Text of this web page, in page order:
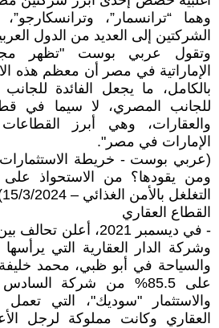
وهما “ترانسمار”،
الشركتين إلى العديد من الدول
وتقول عربي بوست "تظهر
الإماراتية في مصر أن معظم هذه
بالكامل، ما يجعل الفائدة للجانب
للجانب المصري، لا سيما في
والعقارات، وهي أبرز
الإمارات في مصر".
(عربي بوست - خريطة الاستثمارات
ومن يقودها؟ من الاستحواذ
التغلغل بالأمن الغذائي – 15/3/2024)
القطاع العقاري
- في ديسمبر 2021، أعلن
وشركة الدار العقارية التي
والسياحة في أبو ظبي، محمد خليفة
على 85.5% من شركة
والاستثمار "سوديك"، التي
العقاري وكانت مملوكة لرجل